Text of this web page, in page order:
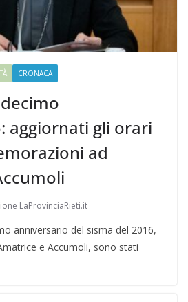
CRONACA
aggiornati gli orari
ad
LaProvinciaRieti.it
anniversario del sisma del 2016,
e Accumoli, sono stati